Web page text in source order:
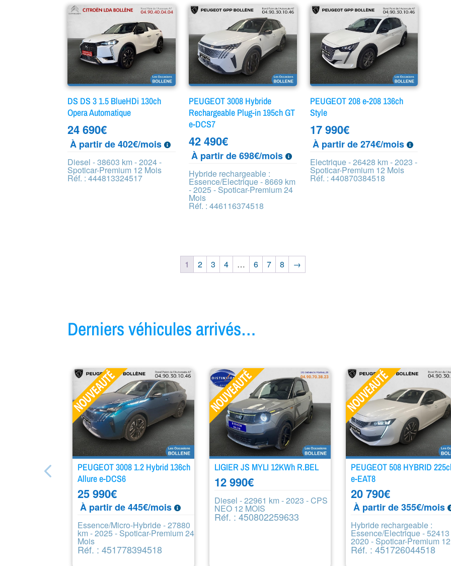
DS DS 3 1.5 BlueHDi 130ch
Opera Automatique
24 690€
À partir de 402€/mois
Diesel - 38603 km - 2024 -
Spoticar-Premium 12 Mois
Réf. : 444813324517
PEUGEOT 3008 Hybride
Rechargeable Plug-in 195ch GT
e-DCS7
42 490€
À partir de 698€/mois
Hybride rechargeable :
Essence/Electrique - 8669 km
- 2025 - Spoticar-Premium 24
Mois
Réf. : 446116374518
PEUGEOT 208 e-208 136ch
Style
17 990€
À partir de 274€/mois
Electrique - 26428 km - 2023 -
Spoticar-Premium 12 Mois
Réf. : 440870384518
1 2 3 4 … 6 7 8 →
Derniers véhicules arrivés…
PEUGEOT 3008 1.2 Hybrid 136ch
Allure e-DCS6
25 990€
À partir de 445€/mois
Essence/Micro-Hybride - 27880
km - 2025 - Spoticar-Premium 24
Mois
Réf. : 451778394518
LIGIER JS MYLI 12KWh R.BEL
12 990€
Diesel - 22961 km - 2023 - CPS
NEO 12 MOIS
Réf. : 450802259633
PEUGEOT 508 HYBRID
e-EAT8
20 790€
À partir de 355€/mois
Hybride rechargeable :
Essence/Electrique -
2020 - Spoticar-Premium 12
Réf. : 451726044518